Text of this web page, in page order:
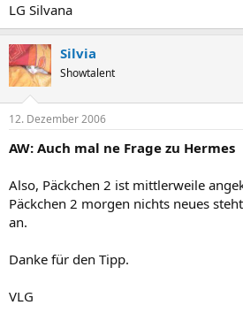
LG Silvana
Silvia
Showtalent
12. Dezember 2006
AW: Auch mal ne Frage zu Hermes
Also, Päckchen 2 ist mittlerweile
Päckchen 2 morgen nichts neues
an.
Danke für den Tipp.
VLG